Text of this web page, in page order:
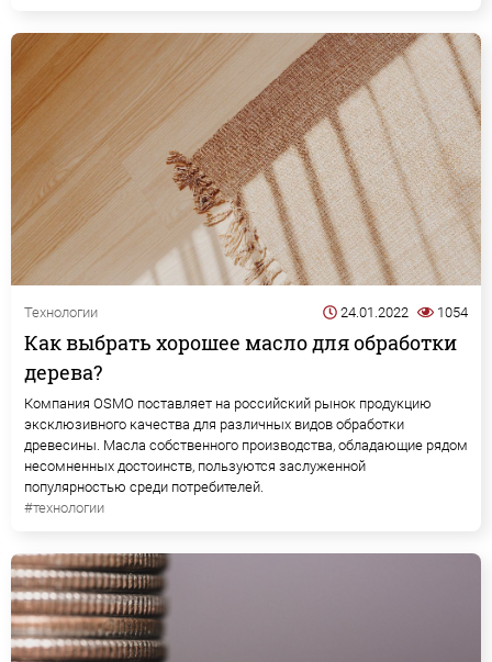
Технологии 24.01.2022 1054
Как выбрать хорошее масло для обработки
дерева?
Компания OSMO поставляет на российский рынок продукцию
эксклюзивного качества для различных видов обработки
древесины. Масла собственного производства, обладающие рядом
несомненных достоинств, пользуются заслуженной
популярностью среди потребителей.
#технологии